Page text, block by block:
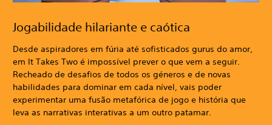
Jogabilidade hilariante e caótica
Desde aspiradores em fúria até sofisticados gurus do amor,
em It Takes Two é impossível prever o que vem a seguir.
Recheado de desafios de todos os géneros e de novas
habilidades para dominar em cada nível, vais poder
experimentar uma fusão metafórica de jogo e história que
leva as narrativas interativas a um outro patamar.